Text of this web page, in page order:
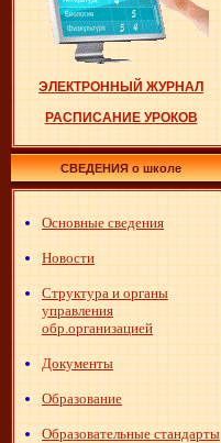
ЭЛЕКТРОННЫЙ ЖУРНАЛ
РАСПИСАНИЕ УРОКОВ
СВЕДЕНИЯ о школе
Основные сведения
Новости
Структура и органы
управления
обр.организацией
Документы
Образование
Образовательные стандарты